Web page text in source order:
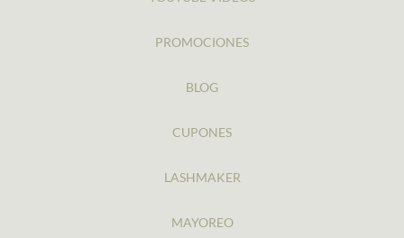
PROMOCIONES
BLOG
CUPONES
LASHMAKER
MAYOREO